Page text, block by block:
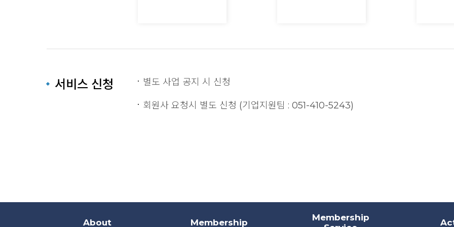
서비스 신청 별도 사업 공지 시 신청
회원사 요청시 별도 신청 (기업지원팀 : 051-410-5243)
About Membership
Membership